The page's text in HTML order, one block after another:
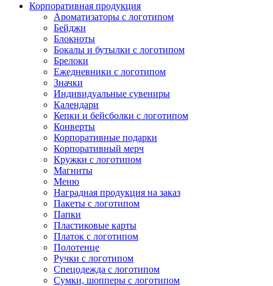
Корпоративная продукция
Ароматизаторы с логотипом
Бейджи
Блокноты
Бокалы и бутылки с логотипом
Брелоки
Ежедневники с логотипом
Значки
Индивидуальные сувениры
Календари
Кепки и бейсболки с логотипом
Конверты
Корпоративные подарки
Корпоративный мерч
Кружки с логотипом
Магниты
Меню
Наградная продукция на заказ
Пакеты с логотипом
Папки
Пластиковые карты
Платок с логотипом
Полотенце
Ручки с логотипом
Спецодежда с логотипом
Сумки, шопперы с логотипом